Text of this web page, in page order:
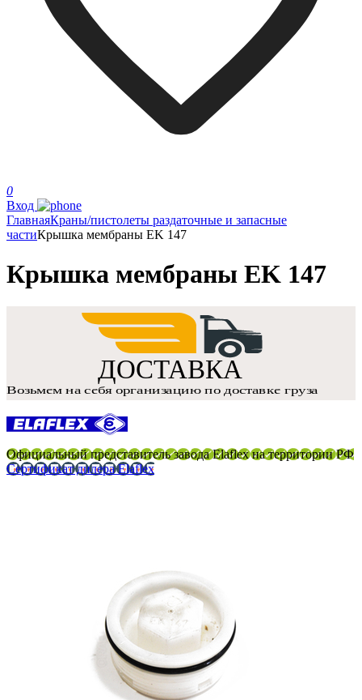
0
Вход
ГлавнаяКраны/пистолеты раздаточные и запасные
частиКрышка мембраны EK 147
Крышка мембраны EK 147
Официальный представитель завода Elaflex на территории РФ
Сертификат дилера Elaflex